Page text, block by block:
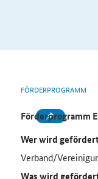
FÖRDERPROGRAMM
Förderprogramm
Wer wird
Verband/
Was wird